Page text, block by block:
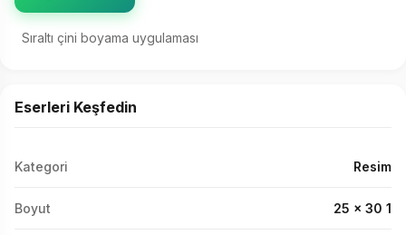
Sıraltı çini boyama uygulaması
Eserleri Keşfedin
Kategori Resim
Boyut 25 x 30 1